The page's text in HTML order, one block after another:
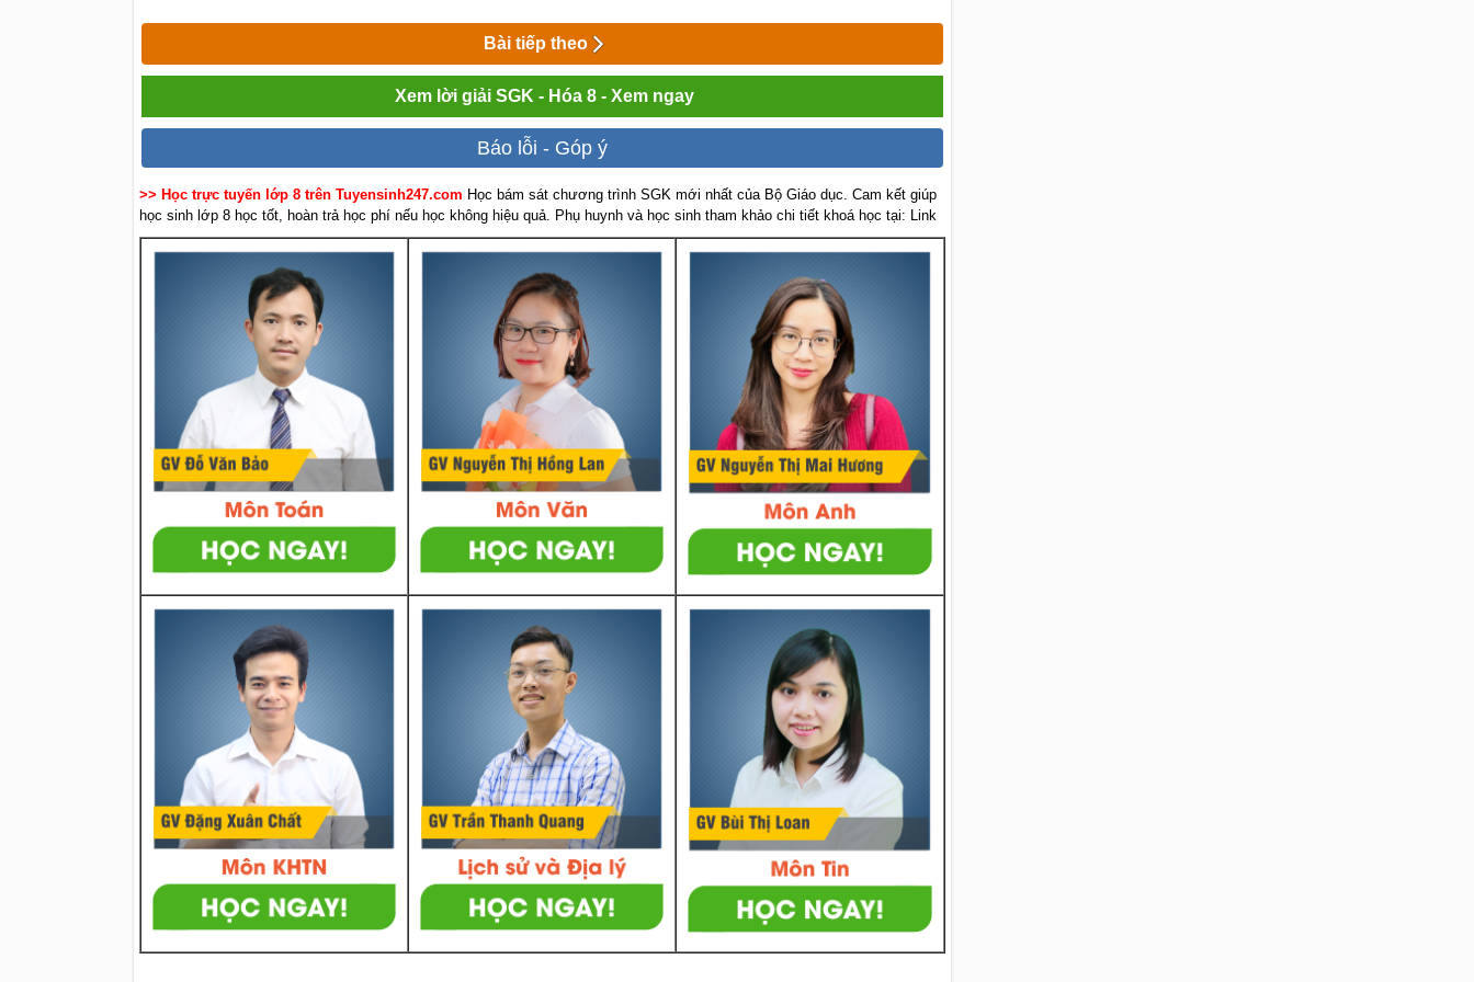
Bài tiếp theo
Xem lời giải SGK - Hóa 8 - Xem ngay
Báo lỗi - Góp ý
>> Học trực tuyến lớp 8 trên Tuyensinh247.com Học bám sát chương trình SGK mới nhất của Bộ Giáo dục. Cam kết giúp
học sinh lớp 8 học tốt, hoàn trả học phí nếu học không hiệu quả. Phụ huynh và học sinh tham khảo chi tiết khoá học tại: Link